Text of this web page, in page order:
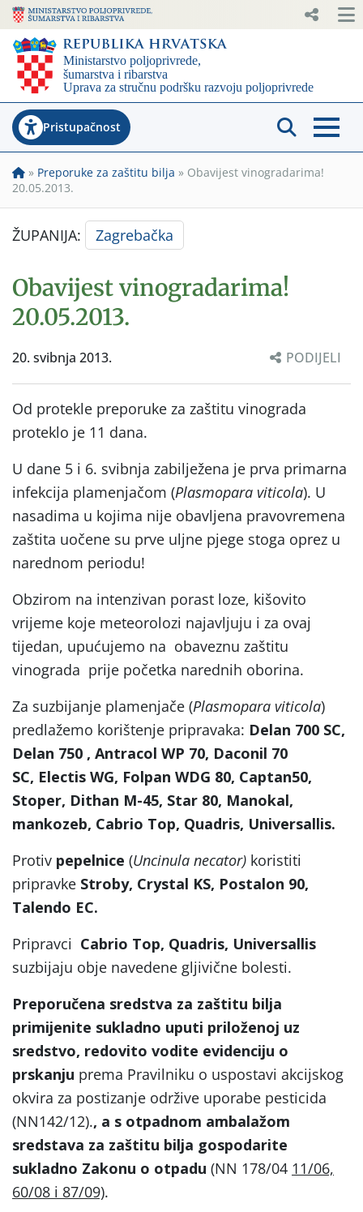
Pristupačnost
» Preporuke za zaštitu bilja » Obavijest vinogradarima!
20.05.2013.
ŽUPANIJA: Zagrebačka
Obavijest vinogradarima!
20.05.2013.
20. svibnja 2013. PODIJELI
Od protekle preporuke za zaštitu vinograda
proteklo je 11 dana.
U dane 5 i 6. svibnja zabilježena je prva primarna
infekcija plamenjačom (Plasmopara viticola). U
nasadima u kojima nije obavljena pravovremena
zaštita uočene su prve uljne pjege stoga oprez u
narednom periodu!
Obzirom na intenzivan porast loze, kišovito
vrijeme koje meteorolozi najavljuju i za ovaj
tijedan, upućujemo na obaveznu zaštitu
vinograda prije početka narednih oborina.
Za suzbijanje plamenjače (Plasmopara viticola)
predlažemo korištenje pripravaka: Delan 700 SC,
Delan 750 , Antracol WP 70, Daconil 70
SC, Electis WG, Folpan WDG 80, Captan50,
Stoper, Dithan M-45, Star 80, Manokal,
mankozeb, Cabrio Top, Quadris, Universallis.
Protiv pepelnice (Uncinula necator) koristiti
pripravke Stroby, Crystal KS, Postalon 90,
Talendo EC.
Pripravci Cabrio Top, Quadris, Universallis
suzbijaju obje navedene gljivične bolesti.
Preporučena sredstva za zaštitu bilja
primijenite sukladno uputi priloženoj uz
sredstvo, redovito vodite evidenciju o
prskanju prema Pravilniku o uspostavi akcijskog
okvira za postizanje održive uporabe pesticida
(NN142/12)., a s otpadnom ambalažom
sredstava za zaštitu bilja gospodarite
sukladno Zakonu o otpadu (NN 178/04 11/06,
60/08 i 87/09).